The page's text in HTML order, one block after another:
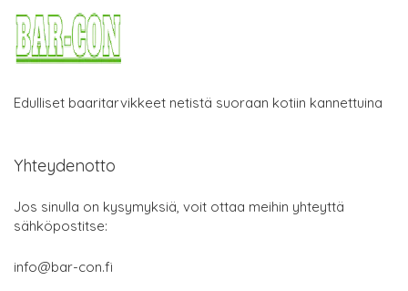
Edulliset baaritarvikkeet netistä suoraan kotiin kannettuina
Yhteydenotto
Jos sinulla on kysymyksiä, voit ottaa meihin yhteyttä
sähköpostitse:
info@bar-con.fi